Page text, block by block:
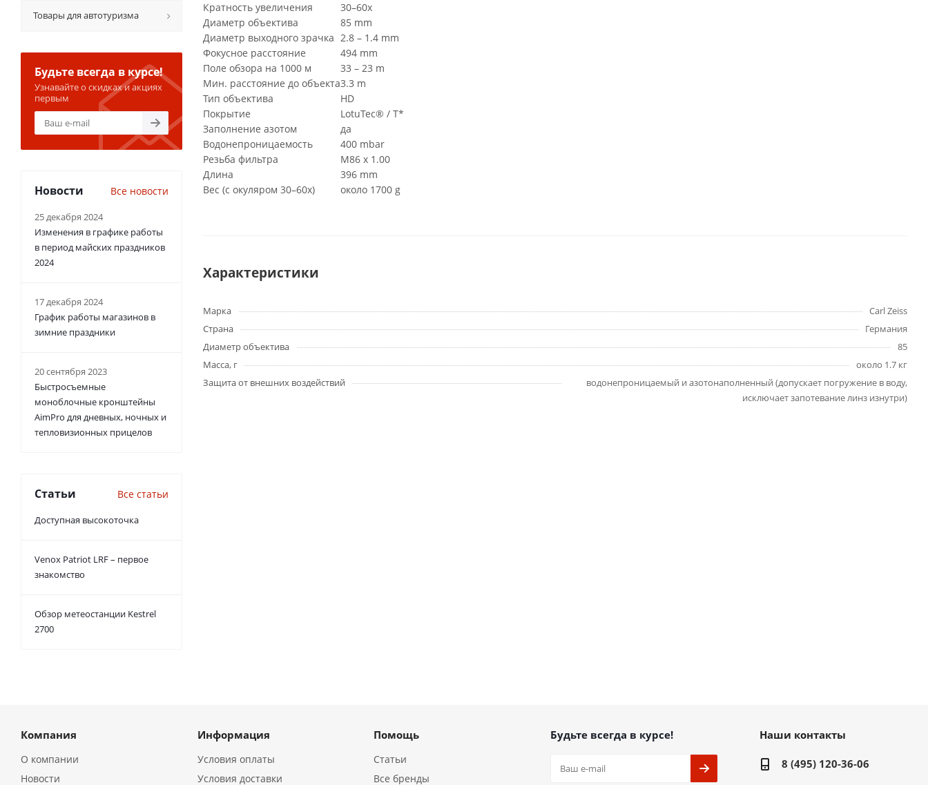
Кратность увеличения
30–60x
Диаметр объектива
85 mm
Диаметр выходного зрачка 2.8 – 1.4 mm
Фокусное расстояние
494 mm
Поле обзора на 1000 м
33 – 23 m
Мин. расстояние до объекта3.3 m
Тип объектива
HD
Покрытие
LotuTec® / T*
Заполнение азотом
да
Водонепроницаемость
400 mbar
Резьба фильтра
M86 x 1.00
Длина
396 mm
Вес (с окуляром 30–60x)
около 1700 g
Характеристики
Марка
Carl Zeiss
Страна
Германия
Диаметр объектива
85
Масса, г
около 1.7 кг
Защита от внешних воздействий
водонепроницаемый и азотонаполненный (допускает погружение в воду,
исключает запотевание линз изнутри)
Товары для автотуризма
Будьте всегда в курсе!
Узнавайте о скидках и акциях
первым
Новости Все новости
25 декабря 2024
Изменения в графике работы
в период майских праздников
2024
17 декабря 2024
График работы магазинов в
зимние праздники
20 сентября 2023
Быстросъемные
моноблочные кронштейны
AimPro для дневных, ночных и
тепловизионных прицелов
Статьи Все статьи
Доступная высокоточка
Venox Patriot LRF – первое
знакомство
Обзор метеостанции Kestrel
2700
Компания
О компании
Новости
Информация
Условия оплаты
Условия доставки
Помощь
Статьи
Все бренды
Будьте всегда в курсе! Наши контакты
8 (495) 120-36-06